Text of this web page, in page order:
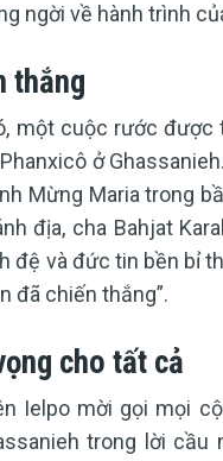
ngời về hành trình
thắng
một cuộc rước được
ở
Mừng Maria trong
địa, cha Bahjat
đệ và đức tin bền bỉ
đã chiến thắng”.
cho tất cả
Ielpo mời gọi mọi
trong lời